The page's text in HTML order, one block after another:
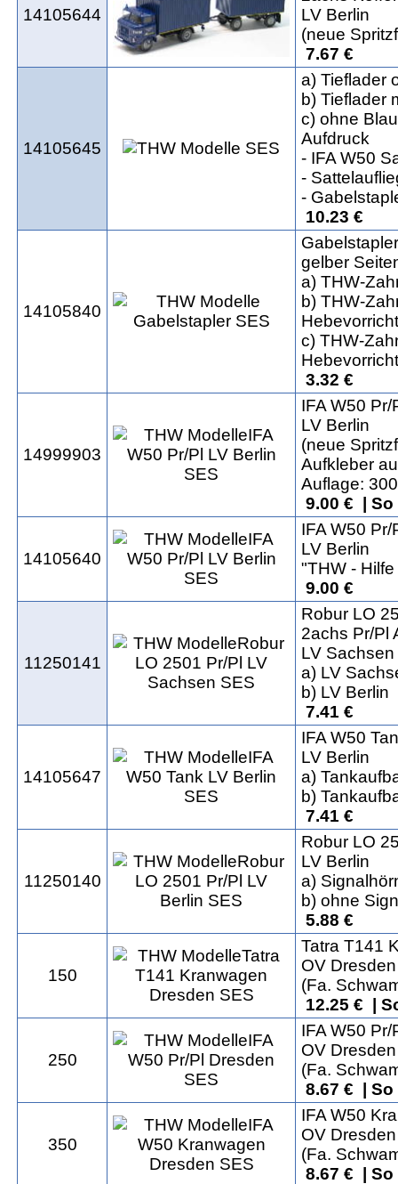
14105644
LV Berlin
(neue
7.67 €
14105645
a) Tieflader
b) Tieflader
c) ohne
Aufdruck
- IFA W50
-
-
10.23 €
14105840
Gabelstapler
gelber
a) THW-
b) THW-
c) THW-
3.32 €
14999903
IFA W50 Pr/
LV Berlin
(neue
Aufkleber
Auflage: 300
9.00 € | So
14105640
IFA W50 Pr/
LV Berlin
"THW -
9.00 €
11250141
Robur LO
2achs Pr/Pl
LV Sachsen
a) LV
b) LV Berlin
7.41 €
14105647
IFA W50
LV Berlin
a)
b)
7.41 €
11250140
Robur LO
LV Berlin
a)
b) ohne
5.88 €
150
Tatra T141
OV Dresden
(Fa.
12.25 € |
250
IFA W50 Pr/
OV Dresden
(Fa.
8.67 € |
350
IFA W50
OV Dresden
(Fa.
8.67 € | So